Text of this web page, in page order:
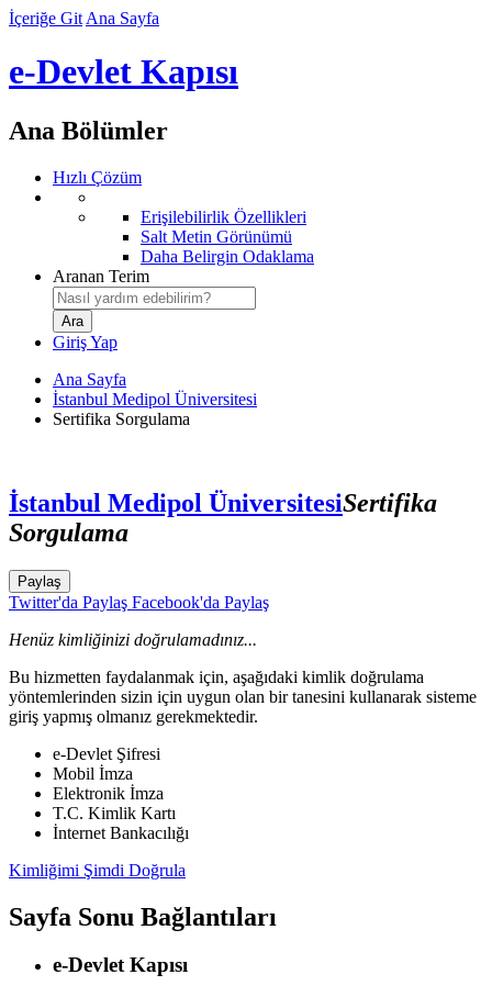
İçeriğe Git Ana Sayfa
e-Devlet Kapısı
Ana Bölümler
Hızlı Çözüm
Erişilebilirlik Özellikleri
Salt Metin Görünümü
Daha Belirgin Odaklama
Aranan Terim
Giriş Yap
Ana Sayfa
İstanbul Medipol Üniversitesi
Sertifika Sorgulama
İstanbul Medipol ÜniversitesiSertifika
Sorgulama
Paylaş
Twitter'da Paylaş Facebook'da Paylaş
Henüz kimliğinizi doğrulamadınız...
Bu hizmetten faydalanmak için, aşağıdaki kimlik doğrulama
yöntemlerinden sizin için uygun olan bir tanesini kullanarak sisteme
giriş yapmış olmanız gerekmektedir.
e-Devlet Şifresi
Mobil İmza
Elektronik İmza
T.C. Kimlik Kartı
İnternet Bankacılığı
Kimliğimi Şimdi Doğrula
Sayfa Sonu Bağlantıları
e-Devlet Kapısı